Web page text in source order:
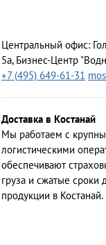
Центральный офис:
5а, Бизнес-Центр
+7 (495) 649-61-31
Доставка в Костанай
Мы работаем c
логистическими
обеспечивают
груза и сжатые сроки
продукции в Костанай.